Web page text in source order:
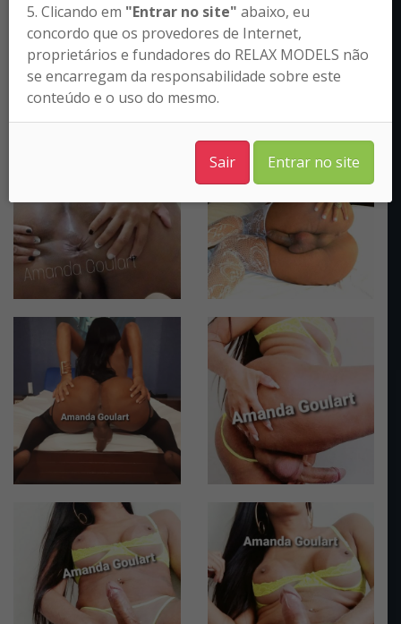
5. Clicando em "Entrar no site" abaixo, eu
concordo que os provedores de Internet,
proprietários e fundadores do RELAX MODELS não
se encarregam da responsabilidade sobre este
conteúdo e o uso do mesmo.
Sair Entrar no site